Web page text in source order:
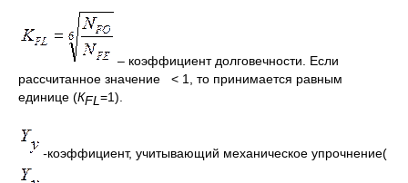
– коэффициент долговечности. Если
рассчитанное значение < 1, то принимается равным
единице (КFL =1).
-коэффициент, учитывающий механическое упрочнение(